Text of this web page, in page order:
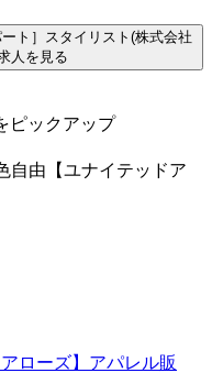
ト］スタイリスト(株式会社
人を見る
ピックアップ
自由【ユナイテッドア
ローズ】アパレル販